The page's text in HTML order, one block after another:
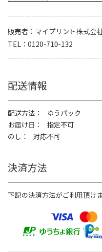
販売者
マイプリント株式会
TEL
0120-710-132
配送情報
配送方法
ゆうパック
お届け日
指定不可
のし
対応不可
決済方法
下記の決済方法がご利用頂けま